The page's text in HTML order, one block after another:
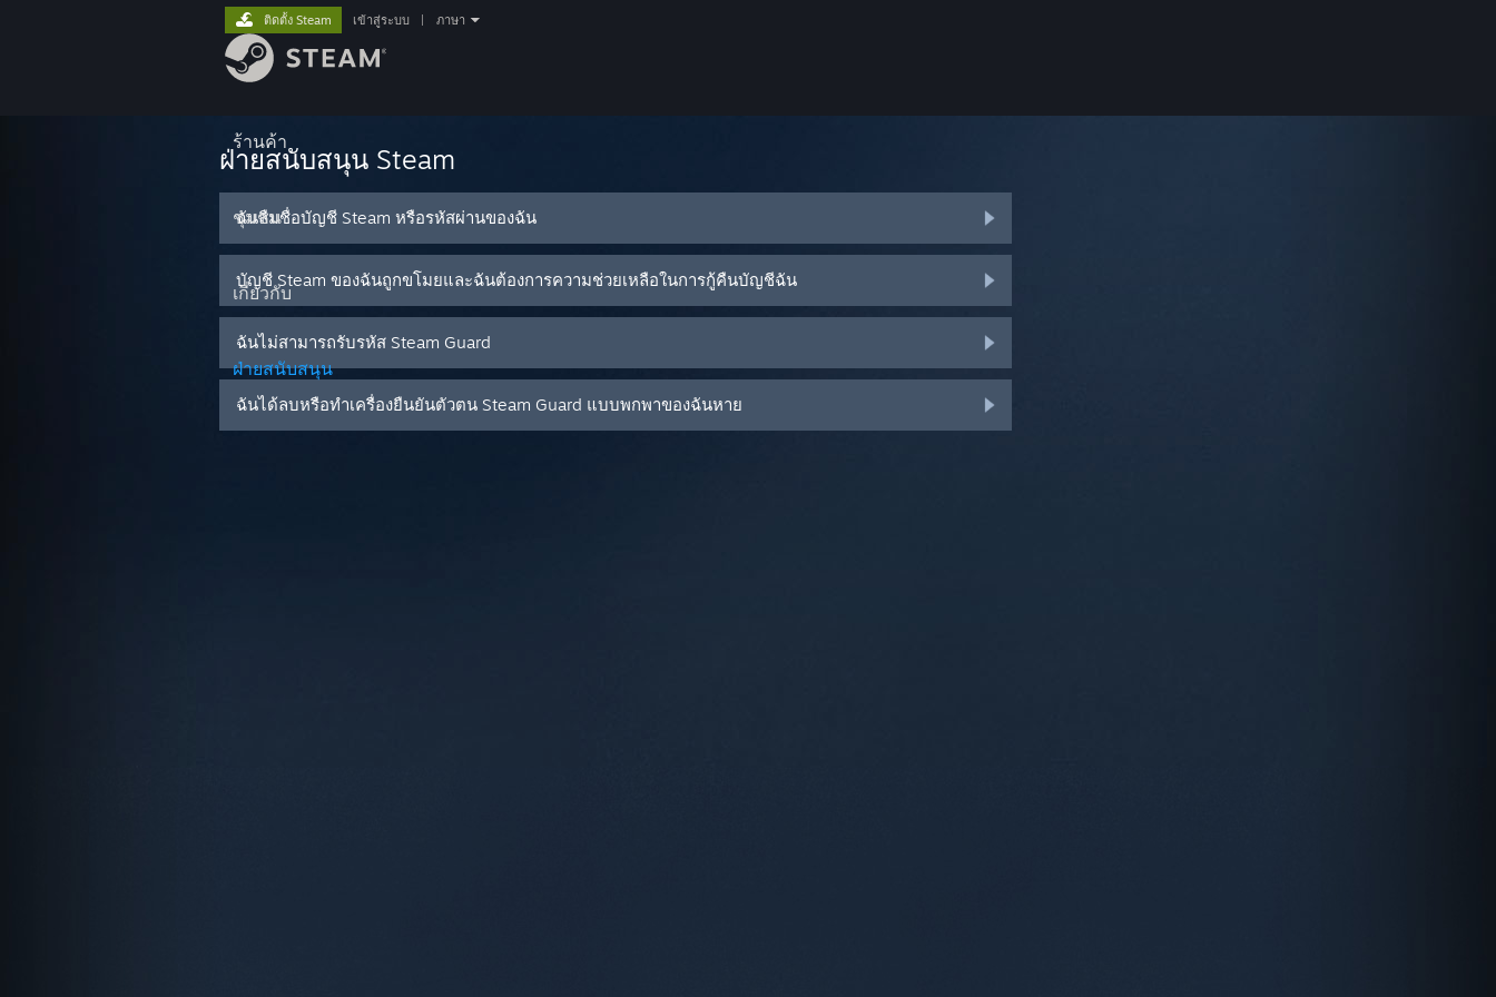
ร้านค้า
ชุมชน
เกี่ยวกับ
ฝ่ายสนับสนุน
ติดตั้ง Steam เข้าสู่ระบบ ภาษา
ฝ่ายสนับสนุน Steam
ฉันลืมชื่อบัญชี Steam หรือรหัสผ่านของฉัน
บัญชี Steam ของฉันถูกขโมยและฉันต้องการความช่วยเหลือในการกู้คืนบัญชีฉัน
ฉันไม่สามารถรับรหัส Steam Guard
ฉันได้ลบหรือทำเครื่องยืนยันตัวตน Steam Guard แบบพกพาของฉันหาย